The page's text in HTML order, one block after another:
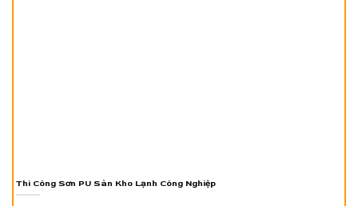
Thi Công Sơn PU Sàn Kho Lạnh Công Nghiệp